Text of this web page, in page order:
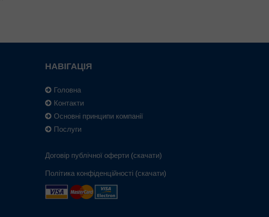
НАВІГАЦІЯ
Головна
Контакти
Основні принципи компанії
Послуги
Договір публічної оферти (скачати)
Політика конфіденційності (скачати)